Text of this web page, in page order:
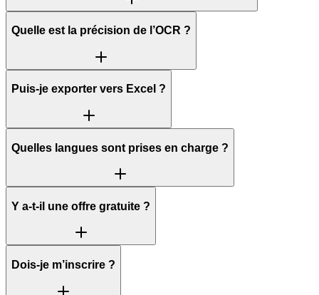
Quelle est la précision de l’OCR ?
Puis-je exporter vers Excel ?
Quelles langues sont prises en charge ?
Y a-t-il une offre gratuite ?
Dois-je m’inscrire ?